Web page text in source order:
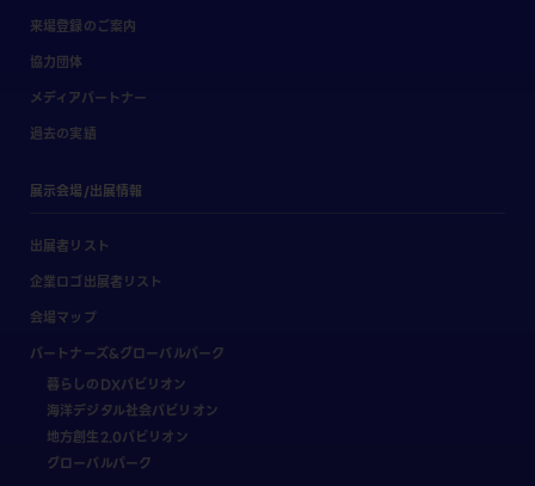
来場登録のご案内
協力団体
メディアパートナー
過去の実績
展示会場/出展情報
出展者リスト
企業ロゴ出展者リスト
会場マップ
パートナーズ&グローバルパーク
暮らしのDXパビリオン
海洋デジタル社会パビリオン
地方創生2.0パビリオン
グローバルパーク